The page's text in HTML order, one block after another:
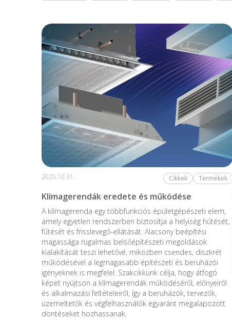
2025.10.31. Cikkek Termékek
Klímagerendák eredete és működése
A klímagerenda egy többfunkciós épületgépészeti elem,
amely egyetlen rendszerben biztosítja a helyiség hűtését,
fűtését és frisslevegő-ellátását. Alacsony beépítési
magassága rugalmas belsőépítészeti megoldások
kialakítását teszi lehetővé, miközben csendes, diszkrét
működésével a legmagasabb építészeti és beruházói
igényeknek is megfelel. Szakcikkünk célja, hogy átfogó
képet nyújtson a klímagerendák működéséről, előnyeiről
és alkalmazási feltételeiről, így a beruházók, tervezők,
üzemeltetők és végfelhasználók egyaránt megalapozott
döntéseket hozhassanak.